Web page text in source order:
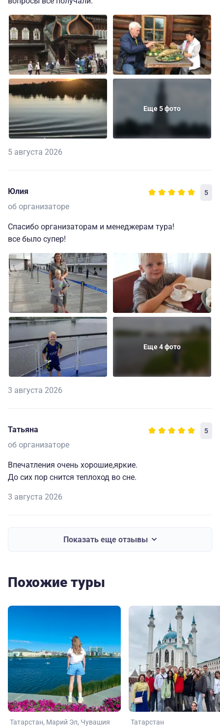
Еще 5 фото
5 августа 2026
Юлия 5
об организаторе
Спасибо организаторам и менеджерам тура!
все было супер!
Еще 4 фото
3 августа 2026
Татьяна 5
об организаторе
Впечатления очень хорошие,яркие.
До сих пор снится теплоход во сне.
3 августа 2026
Показать еще отзывы
Похожие туры
Татарстан Марий Эл Чувашия Татарстан